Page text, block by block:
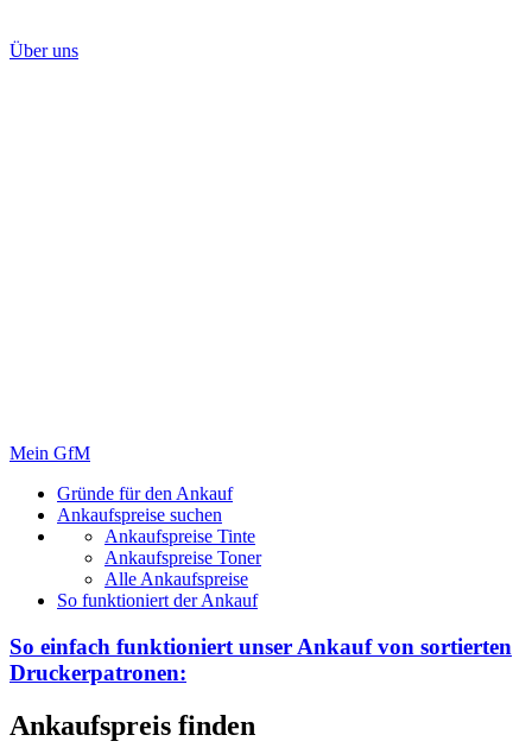
Über uns
Mein GfM
Gründe für den Ankauf
Ankaufspreise suchen
Ankaufspreise Tinte
Ankaufspreise Toner
Alle Ankaufspreise
So funktioniert der Ankauf
So einfach funktioniert unser Ankauf von sortierten
Druckerpatronen:
Ankaufspreis finden